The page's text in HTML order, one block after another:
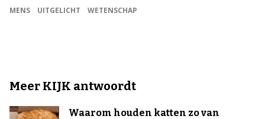
MENS
UITGELICHT WETENSCHAP
Meer KIJK antwoordt
Waarom houden katten zo van